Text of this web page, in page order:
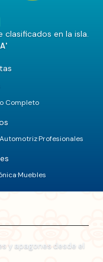
en la isla.
Completo
Automotriz·Profesionales
·Muebles
y apagones desde el